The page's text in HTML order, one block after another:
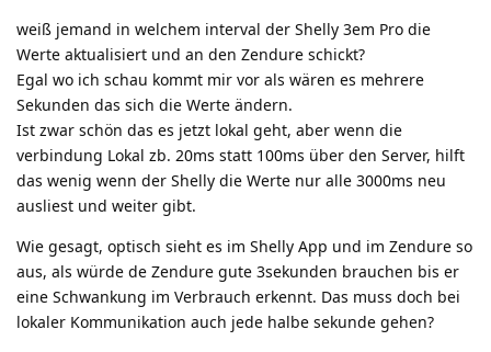
weiß jemand in welchem interval der Shelly 3em Pro die
Werte aktualisiert und an den Zendure schickt?
Egal wo ich schau kommt mir vor als wären es mehrere
Sekunden das sich die Werte ändern.
Ist zwar schön das es jetzt lokal geht, aber wenn die
verbindung Lokal zb. 20ms statt 100ms über den Server, hilft
das wenig wenn der Shelly die Werte nur alle 3000ms neu
ausliest und weiter gibt.
Wie gesagt, optisch sieht es im Shelly App und im Zendure so
aus, als würde de Zendure gute 3sekunden brauchen bis er
eine Schwankung im Verbrauch erkennt. Das muss doch bei
lokaler Kommunikation auch jede halbe sekunde gehen?